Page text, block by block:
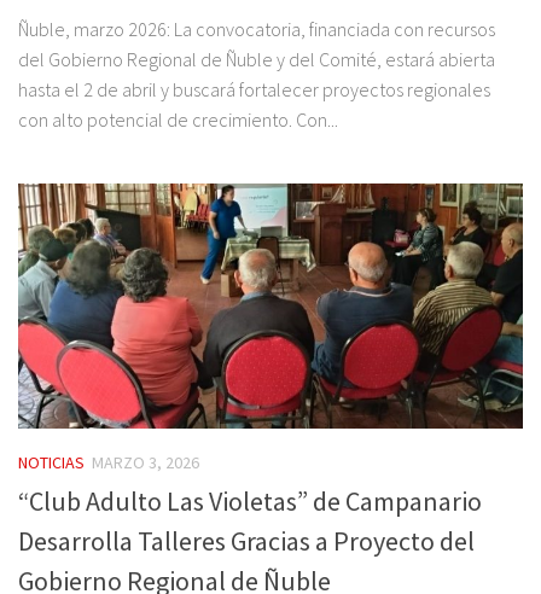
Ñuble, marzo 2026: La convocatoria, financiada con recursos
del Gobierno Regional de Ñuble y del Comité, estará abierta
hasta el 2 de abril y buscará fortalecer proyectos regionales
con alto potencial de crecimiento. Con...
NOTICIAS MARZO 3, 2026
“Club Adulto Las Violetas” de Campanario
Desarrolla Talleres Gracias a Proyecto del
Gobierno Regional de Ñuble